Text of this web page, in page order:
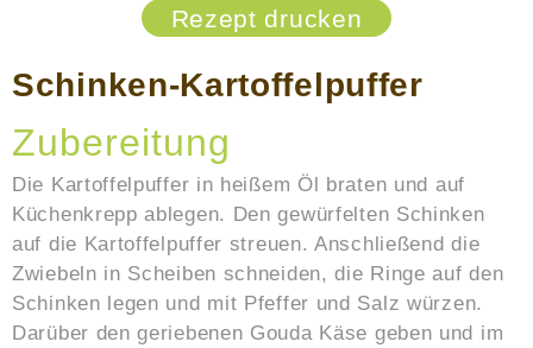
Rezept drucken
Schinken-Kartoffelpuffer
Zubereitung
Die Kartoffelpuffer in heißem Öl braten und auf
Küchenkrepp ablegen. Den gewürfelten Schinken
auf die Kartoffelpuffer streuen. Anschließend die
Zwiebeln in Scheiben schneiden, die Ringe auf den
Schinken legen und mit Pfeffer und Salz würzen.
Darüber den geriebenen Gouda Käse geben und im